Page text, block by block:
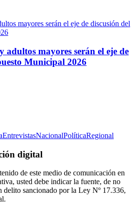
adultos mayores serán el eje de
Municipal 2026
EntrevistasNacionalPolíticaRegional
digital
de este medio de comunicación en
usted debe indicar la fuente, de no
delito sancionado por la Ley Nº 17.336,